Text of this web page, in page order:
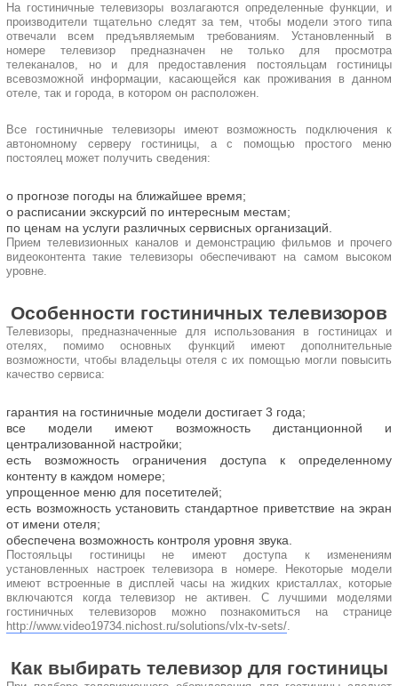
На гостиничные телевизоры возлагаются определенные функции, и
производители тщательно следят за тем, чтобы модели этого типа
отвечали всем предъявляемым требованиям. Установленный в
номере телевизор предназначен не только для просмотра
телеканалов, но и для предоставления постояльцам гостиницы
всевозможной информации, касающейся как проживания в данном
отеле, так и города, в котором он расположен.
Все гостиничные телевизоры имеют возможность подключения к
автономному серверу гостиницы, а с помощью простого меню
постоялец может получить сведения:
о прогнозе погоды на ближайшее время;
о расписании экскурсий по интересным местам;
по ценам на услуги различных сервисных организаций.
Прием телевизионных каналов и демонстрацию фильмов и прочего
видеоконтента такие телевизоры обеспечивают на самом высоком
уровне.
Особенности гостиничных телевизоров
Телевизоры, предназначенные для использования в гостиницах и
отелях, помимо основных функций имеют дополнительные
возможности, чтобы владельцы отеля с их помощью могли повысить
качество сервиса:
гарантия на гостиничные модели достигает 3 года;
все модели имеют возможность дистанционной и
централизованной настройки;
есть возможность ограничения доступа к определенному
контенту в каждом номере;
упрощенное меню для посетителей;
есть возможность установить стандартное приветствие на экран
от имени отеля;
обеспечена возможность контроля уровня звука.
Постояльцы гостиницы не имеют доступа к изменениям
установленных настроек телевизора в номере. Некоторые модели
имеют встроенные в дисплей часы на жидких кристаллах, которые
включаются когда телевизор не активен. С лучшими моделями
гостиничных телевизоров можно познакомиться на странице
http://www.video19734.nichost.ru/solutions/vlx-tv-sets/.
Как выбирать телевизор для гостиницы